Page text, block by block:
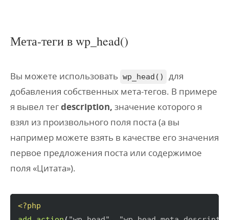
Мета-теги в wp_head()
Вы можете использовать wp_head()
для
добавления собственных мета-тегов. В примере
я вывел тегdescription, значение которого я
взял из произвольного поля поста (а вы
например можете взять в качестве его значения
первое предложения поста или содержимое
поля «Цитата»).
<?php